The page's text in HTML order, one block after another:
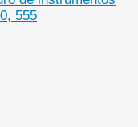
555